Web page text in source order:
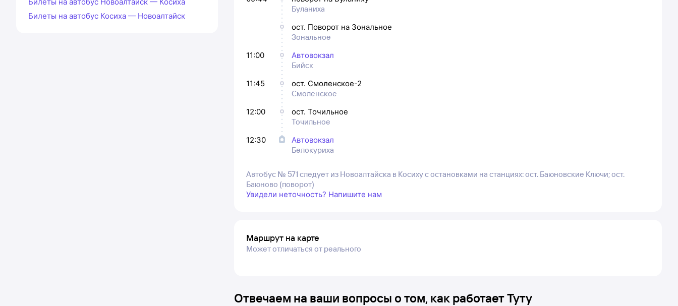
Буланиха
ост. Поворот на Зональное
Зональное
11:00
Автовокзал
Бийск
11:45
ост. Смоленское-2
Смоленское
12:00
ост. Точильное
Точильное
12:30
Автовокзал
Белокуриха
Автобус № 571 следует из Новоалтайска в Косиху с остановками на станциях: ост. Баюновские Ключи; ост.
Баюново (поворот)
Увидели неточность? Напишите нам
Маршрут на карте
Может отличаться от реального
Отвечаем на ваши вопросы о том, как работает Туту
Билеты на автобус Косиха — Новоалтайск